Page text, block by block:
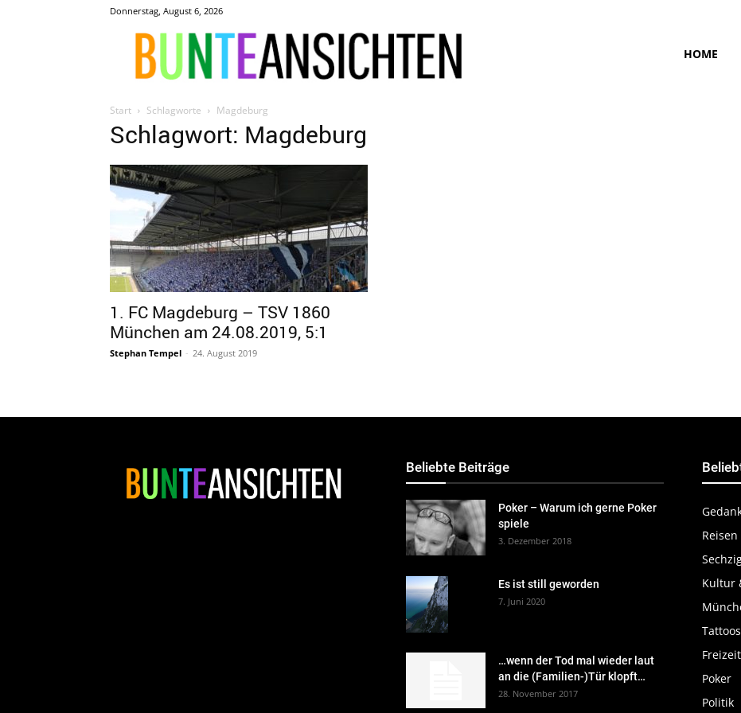
Donnerstag, August 6, 2026
HOME
Start Schlagworte Magdeburg
Schlagwort: Magdeburg
1. FC Magdeburg – TSV 1860
München am 24.08.2019, 5:1
Stephan Tempel - 24. August 2019
Beliebte Beiträge
Poker – Warum ich gerne Poker
spiele
3. Dezember 2018
Es ist still geworden
7. Juni 2020
…wenn der Tod mal wieder laut
an die (Familien-)Tür klopft…
28. November 2017
Reisen
Kultur
Tattoos
Freizeit
Poker
Politik